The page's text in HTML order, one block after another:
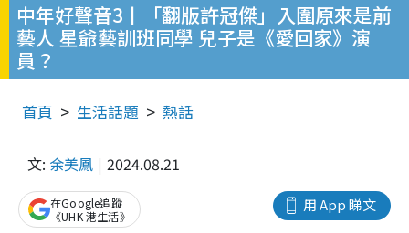
中年好聲音3丨「翻版許冠傑」入圍原來是前
藝人 星爺藝訓班同學 兒子是《愛回家》演
員？
首頁 生活話題 熱話
文: 余美鳳 2024.08.21
用 App 睇文
在Google追蹤
《UHK 港生活》